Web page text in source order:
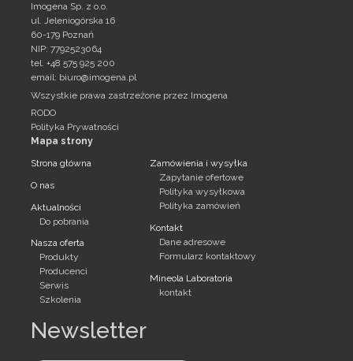
Imogena Sp. z o.o.
ul. Jeleniogórska 16
60-179 Poznań
NIP: 7792523064
tel. +48 575 925 200
email: biuro@imogena.pl
Wszystkie prawa zastrzeżone przez Imogena
RODO
Polityka Prywatności
Mapa strony
Strona główna
O nas
Aktualności
Do pobrania
Nasza oferta
Produkty
Producenci
Serwis
Szkolenia
Zamówienia i wysyłka
Zapytanie ofertowe
Polityka wysyłkowa
Polityka zamówień
Kontakt
Dane adresowe
Formularz kontaktowy
Mineola Laboratoria
kontakt
Newsletter